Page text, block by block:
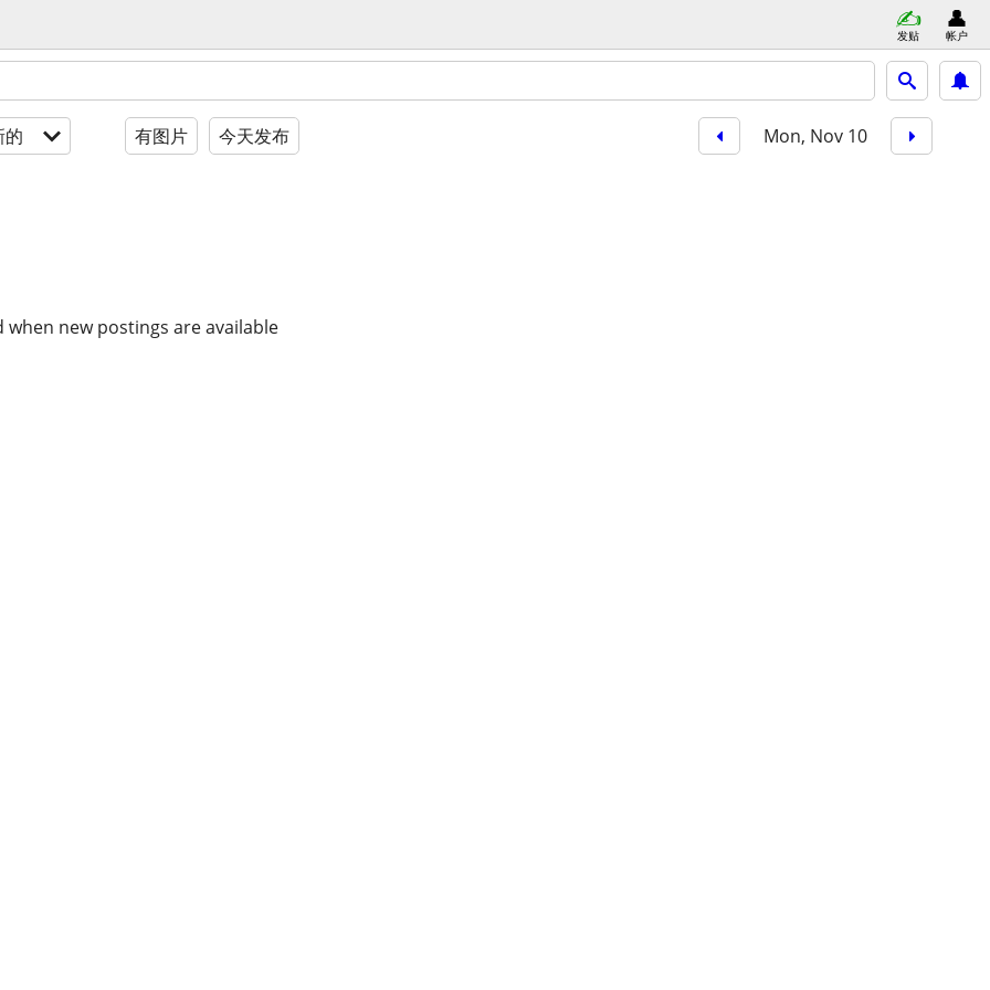
发贴 帐户
的 有图片 今天发布 Mon, Nov 10
new postings are available